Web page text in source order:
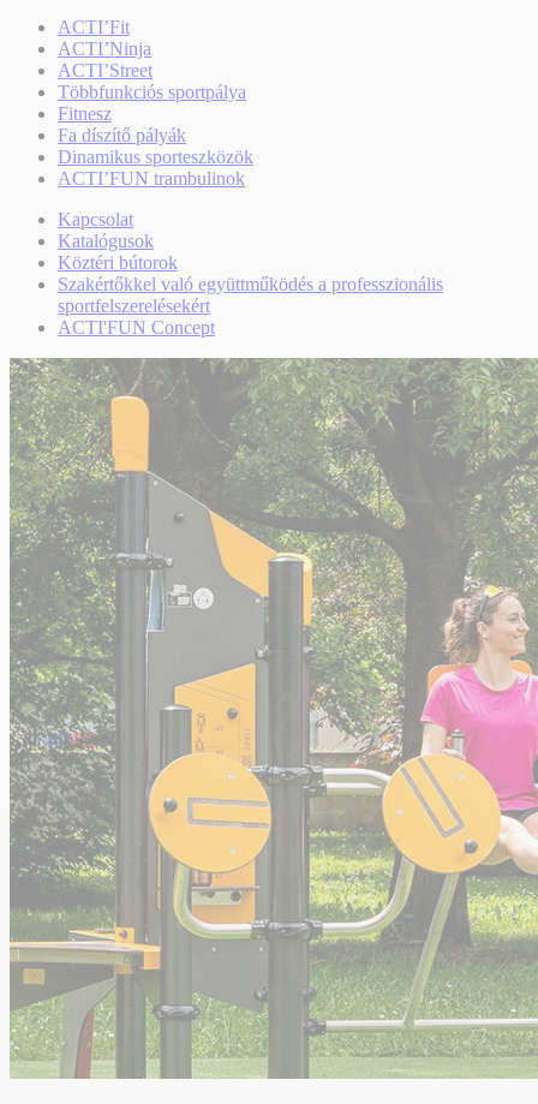
ACTI’Fit
ACTI’Ninja
ACTI’Street
Többfunkciós sportpálya
Fitnesz
Fa díszítő pályák
Dinamikus sporteszközök
ACTI’FUN trambulinok
Kapcsolat
Katalógusok
Köztéri bútorok
Szakértőkkel való együttműködés a professzionális
sportfelszerelésekért
ACTI'FUN Concept